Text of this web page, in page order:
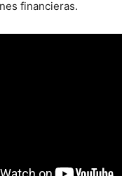
financieras.